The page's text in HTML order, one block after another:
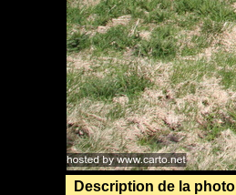
Description de la photo